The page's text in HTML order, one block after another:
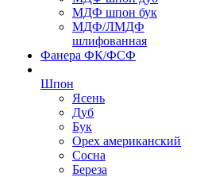
МДФ шпон бук
МДФ/ЛМДФ
шлифованная
Фанера ФК/ФСФ
Шпон
Ясень
Дуб
Бук
Орех американский
Сосна
Береза